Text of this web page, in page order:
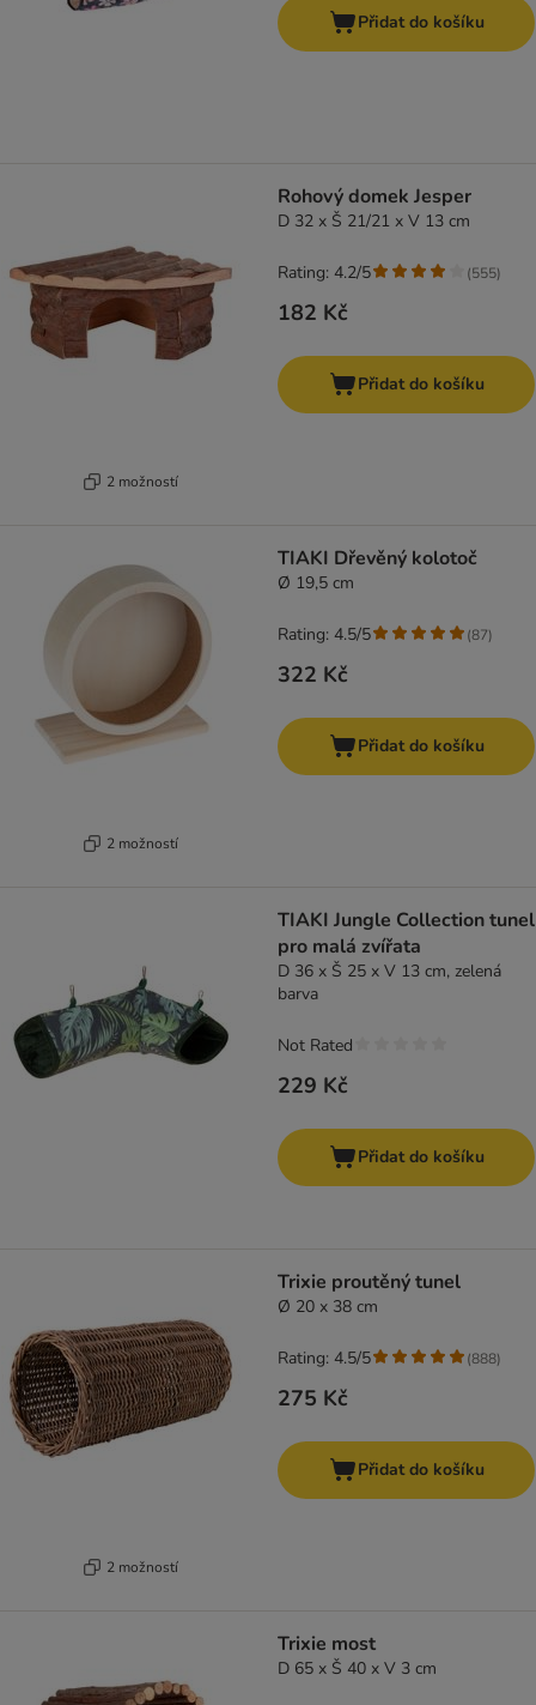
Přidat do košíku
2 možností
Rohový domek Jesper
D 32 x Š 21/21 x V 13 cm
182 Kč
Rating: 4.2/5 (555)
Přidat do košíku
2 možností
TIAKI Dřevěný kolotoč
Ø 19,5 cm
322 Kč
Rating: 4.5/5 (87)
Přidat do košíku
TIAKI Jungle Collection tunel
pro malá zvířata
D 36 x Š 25 x V 13 cm, zelená
barva
229 Kč
Not Rated
Přidat do košíku
2 možností
Trixie proutěný tunel
Ø 20 x 38 cm
275 Kč
Rating: 4.5/5 (888)
Přidat do košíku
Trixie most
D 65 x Š 40 x V 3 cm